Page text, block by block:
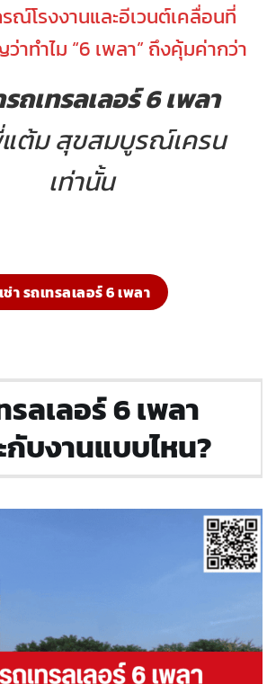
ณ์โรงงานและอีเวนต์เคลื่อนที่
าทำไม “6 เพลา” ถึงคุ้มค่ากว่า
รถเทรลเลอร์ 6 เพลา
ต้ม สุขสมบูรณ์เครน
เท่านั้น
เช่า รถเทรลเลอร์ 6 เพลา
รลเลอร์ 6 เพลา
กับงานแบบไหน?